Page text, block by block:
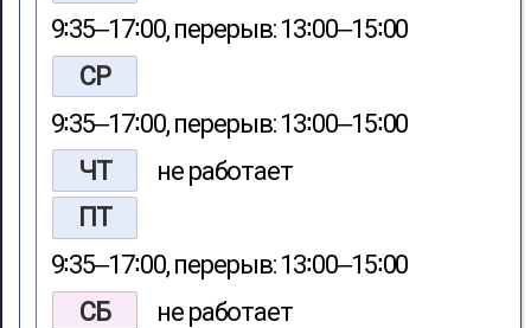
9∶35‒17∶00, перерыв: 13∶00‒15∶00
СР
9∶35‒17∶00, перерыв: 13∶00‒15∶00
ЧТ
не работает
ПТ
9∶35‒17∶00, перерыв: 13∶00‒15∶00
СБ
не работает